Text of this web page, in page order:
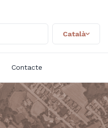
Català
Contacte